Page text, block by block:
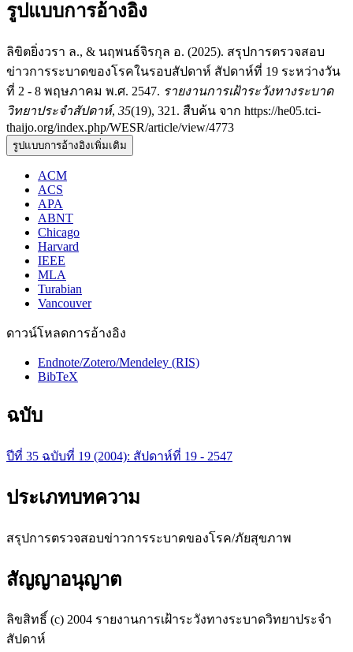
รูปแบบการอ้างอิง
ลิขิตยิ่งวรา ล., & นฤพนธ์จิรกุล อ. (2025). สรุปการตรวจสอบ
ข่าวการระบาดของโรคในรอบสัปดาห์ สัปดาห์ที่ 19 ระหว่างวัน
ที่ 2 - 8 พฤษภาคม พ.ศ. 2547. รายงานการเฝ้าระวังทางระบาด
วิทยาประจำสัปดาห์, 35(19), 321. สืบค้น จาก https://he05.tci-
thaijo.org/index.php/WESR/article/view/4773
รูปแบบการอ้างอิงเพิ่มเติม
ACM
ACS
APA
ABNT
Chicago
Harvard
IEEE
MLA
Turabian
Vancouver
ดาวน์โหลดการอ้างอิง
Endnote/Zotero/Mendeley (RIS)
BibTeX
ฉบับ
ปีที่ 35 ฉบับที่ 19 (2004): สัปดาห์ที่ 19 - 2547
ประเภทบทความ
สรุปการตรวจสอบข่าวการระบาดของโรค/ภัยสุขภาพ
สัญญาอนุญาต
ลิขสิทธิ์ (c) 2004 รายงานการเฝ้าระวังทางระบาดวิทยาประจำ
สัปดาห์